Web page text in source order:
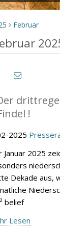
> Februar
!
2025
Januar 2025
Dekade aus,
belief
Lesen